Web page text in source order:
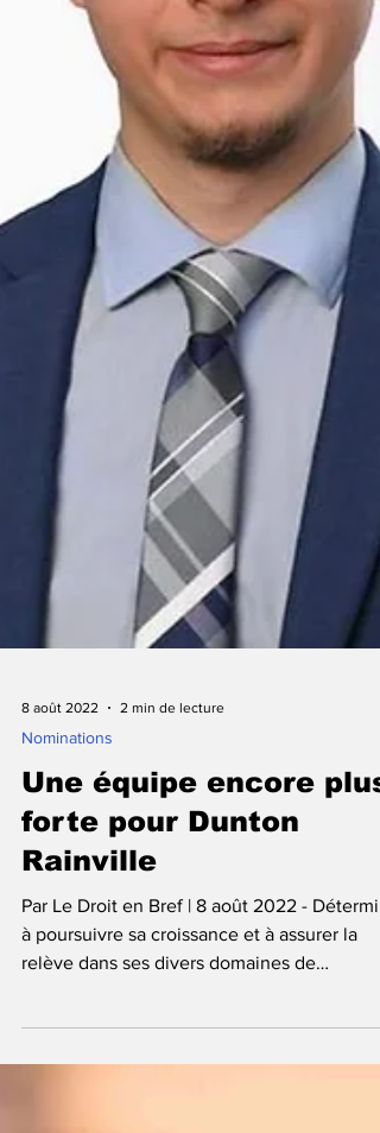
8 août 2022
Nominations
Une équipe encore plus
forte pour Dunton
Rainville
Par Le Droit en Bref | 8 août 2022 -
à poursuivre sa croissance et à assurer la
pratique,...